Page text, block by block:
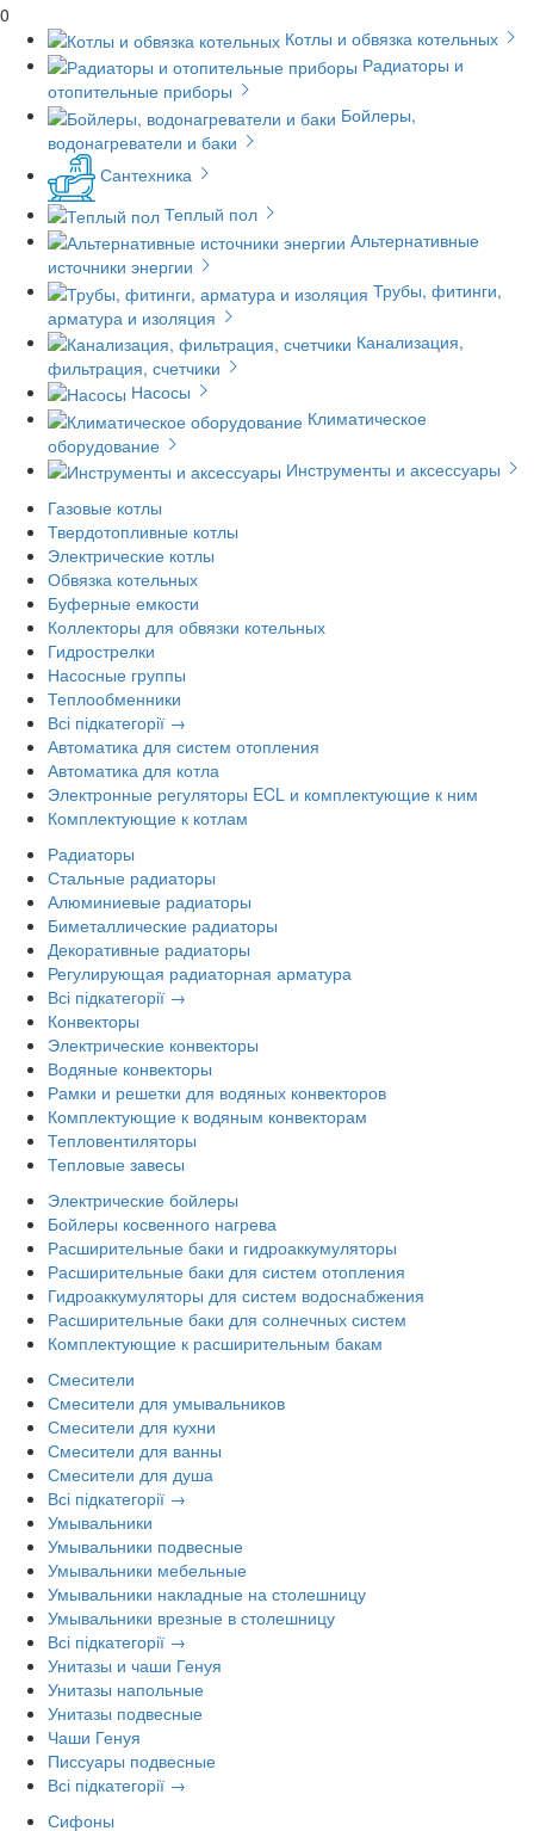
0
Котлы и обвязка котельных
Радиаторы и
отопительные приборы
Бойлеры,
водонагреватели и баки
Сантехника
Теплый пол
Альтернативные
источники энергии
Трубы, фитинги,
арматура и изоляция
Канализация,
фильтрация, счетчики
Насосы
Климатическое
оборудование
Инструменты и аксессуары
Газовые котлы
Твердотопливные котлы
Электрические котлы
Обвязка котельных
Буферные емкости
Коллекторы для обвязки котельных
Гидрострелки
Насосные группы
Теплообменники
Всі підкатегорії →
Автоматика для систем отопления
Автоматика для котла
Электронные регуляторы ECL и комплектующие к ним
Комплектующие к котлам
Радиаторы
Стальные радиаторы
Алюминиевые радиаторы
Биметаллические радиаторы
Декоративные радиаторы
Регулирующая радиаторная арматура
Всі підкатегорії →
Конвекторы
Электрические конвекторы
Водяные конвекторы
Рамки и решетки для водяных конвекторов
Комплектующие к водяным конвекторам
Тепловентиляторы
Тепловые завесы
Электрические бойлеры
Бойлеры косвенного нагрева
Расширительные баки и гидроаккумуляторы
Расширительные баки для систем отопления
Гидроаккумуляторы для систем водоснабжения
Расширительные баки для солнечных систем
Комплектующие к расширительным бакам
Смесители
Смесители для умывальников
Смесители для кухни
Смесители для ванны
Смесители для душа
Всі підкатегорії →
Умывальники
Умывальники подвесные
Умывальники мебельные
Умывальники накладные на столешницу
Умывальники врезные в столешницу
Всі підкатегорії →
Унитазы и чаши Генуя
Унитазы напольные
Унитазы подвесные
Чаши Генуя
Писсуары подвесные
Всі підкатегорії →
Сифоны